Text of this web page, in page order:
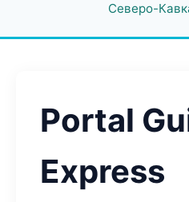
Северо-
Portal
Express